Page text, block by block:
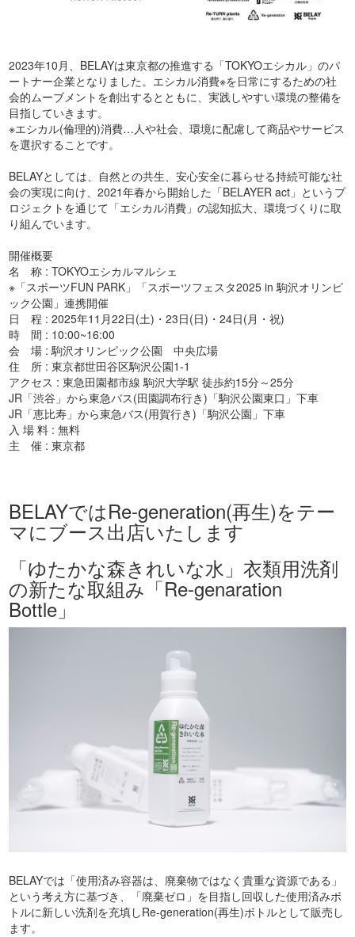
2023年10月、BELAYは東京都の推進する「TOKYOエシカル」のパ
ートナー企業となりました。エシカル消費※を日常にするための社
会的ムーブメントを創出するとともに、実践しやすい環境の整備を
目指していきます。
※エシカル(倫理的)消費…人や社会、環境に配慮して商品やサービス
を選択することです。
BELAYとしては、自然との共生、安心安全に暮らせる持続可能な社
会の実現に向け、2021年春から開始した「BELAYER act」というプ
ロジェクトを通じて「エシカル消費」の認知拡大、環境づくりに取
り組んでいます。
開催概要
名 称 : TOKYOエシカルマルシェ
※「スポーツFUN PARK」「スポーツフェスタ2025 in 駒沢オリンピ
ック公園」連携開催
日 程 : 2025年11月22日(土)・23日(日)・24日(月・祝)
時 間 : 10:00~16:00
会 場 : 駒沢オリンピック公園 中央広場
住 所 : 東京都世田谷区駒沢公園1-1
アクセス : 東急田園都市線 駒沢大学駅 徒歩約15分～25分
JR「渋谷」から東急バス(田園調布行き)「駒沢公園東口」下車
JR「恵比寿」から東急バス(用賀行き)「駒沢公園」下車
入 場 料 : 無料
主 催 : 東京都
BELAYではRe-generation(再生)をテー
マにブース出店いたします
「ゆたかな森きれいな水」衣類用洗剤
の新たな取組み「Re-genaration
Bottle」
BELAYでは「使用済み容器は、廃棄物ではなく貴重な資源である」
という考え方に基づき、「廃棄ゼロ」を目指し回収した使用済みボ
トルに新しい洗剤を充填しRe-generation(再生)ボトルとして販売し
ます。